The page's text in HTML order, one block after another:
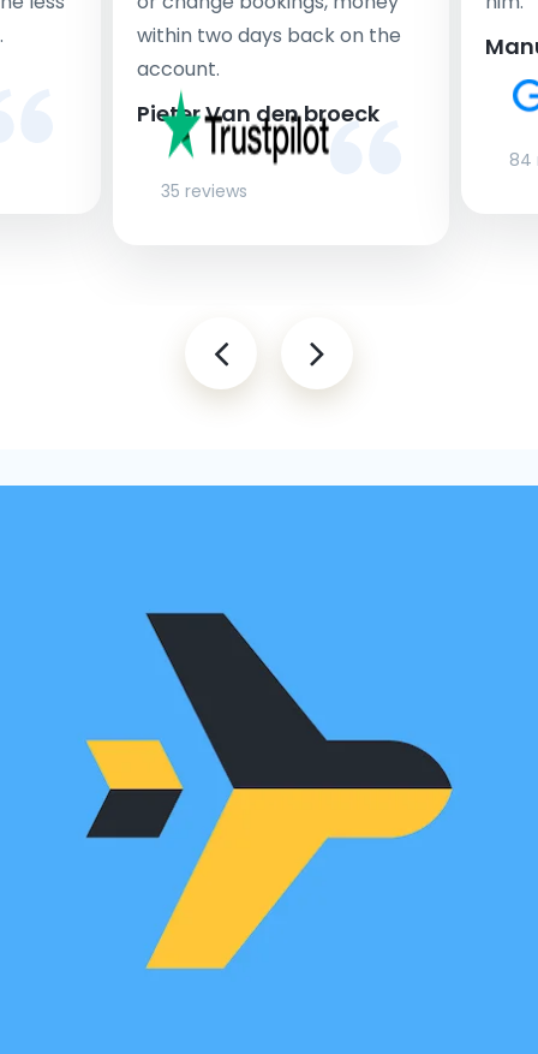
within two days back on the
account.
Pieter Van den broeck
35 reviews
84